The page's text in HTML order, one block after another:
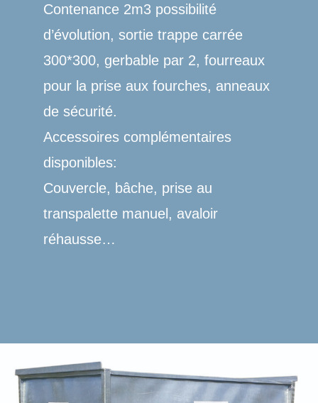
Contenance 2m3 possibilité
d’évolution, sortie trappe carrée
300*300, gerbable par 2, fourreaux
pour la prise aux fourches, anneaux
de sécurité.
Accessoires complémentaires
disponibles:
Couvercle, bâche, prise au
transpalette manuel, avaloir
réhausse…